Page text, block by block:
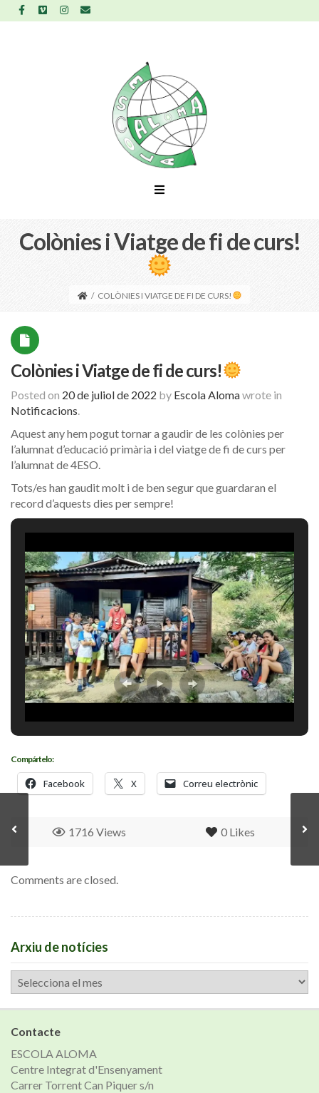
Colònies i Viatge de fi de curs!
/ COLÒNIES I VIATGE DE FI DE CURS!
Colònies i Viatge de fi de curs!
Posted on 20 de juliol de 2022 by Escola Alomawrote in
Notificacions.
Aquest any hem pogut tornar a gaudir de les colònies per
l’alumnat d’educació primària i del viatge de fi de curs per
l’alumnat de 4ESO.
Tots/es han gaudit molt i de ben segur que guardaran el
record d’aquests dies per sempre!
Compártelo:
Facebook X Correu electrònic
0 Likes
1716 Views
Comments are closed.
Arxiu de notícies
Arxiu
de
notícies
Contacte
ESCOLA ALOMA
Centre Integrat d'Ensenyament
Carrer Torrent Can Piquer s/n